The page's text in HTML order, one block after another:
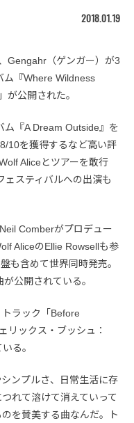
2018.01.19
Gengahr（ゲンガー）が3
ム『Where Wildness
が公開された。
『A Dream Outside』を
10を獲得するなど高い評
Aliceとツアーを敢行
ェスティバルへの出演も
Comberがプロデュー
AliceのEllie Rowsellも参
も含めて世界同時発売。
公開されている。
ラック「Before
リックス・ブッシュ：
る。
ンプルさ、日常生活に存
れて溶けて消えていって
を賛美する曲なんだ。ト